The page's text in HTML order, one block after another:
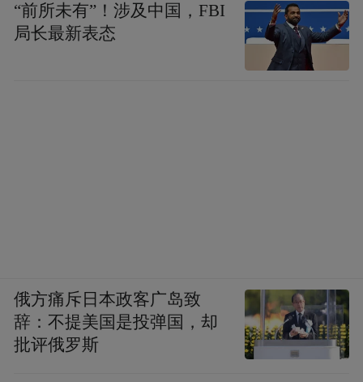
“前所未有”！涉及中国，FBI
局长最新表态
俄方痛斥日本政客广岛致
辞：不提美国是投弹国，却
批评俄罗斯